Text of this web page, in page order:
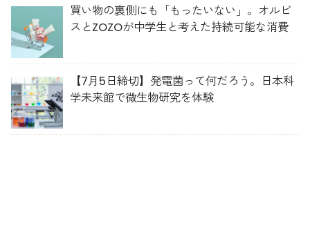
買い物の裏側にも「もったいない」。オルビ
スとZOZOが中学生と考えた持続可能な消費
【7月5日締切】発電菌って何だろう。日本科
学未来館で微生物研究を体験